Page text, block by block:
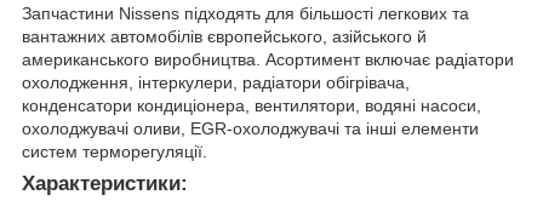
Запчастини Nissens підходять для більшості легкових та
вантажних автомобілів європейського, азійського й
американського виробництва. Асортимент включає радіатори
охолодження, інтеркулери, радіатори обігрівача,
конденсатори кондиціонера, вентилятори, водяні насоси,
охолоджувачі оливи, EGR-охолоджувачі та інші елементи
систем терморегуляції.
Характеристики: